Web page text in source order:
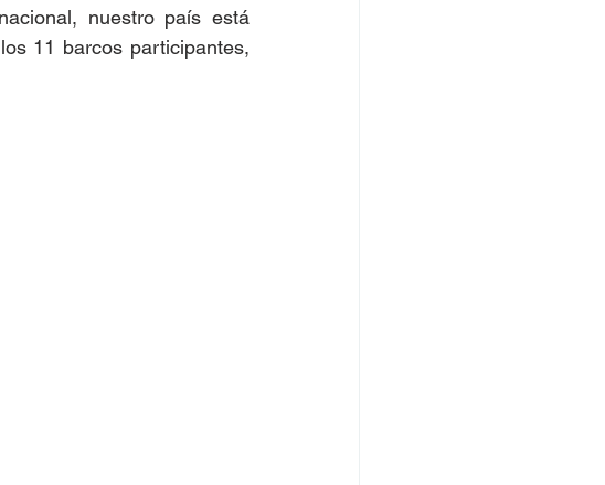
nuestro país está
11 barcos participantes,